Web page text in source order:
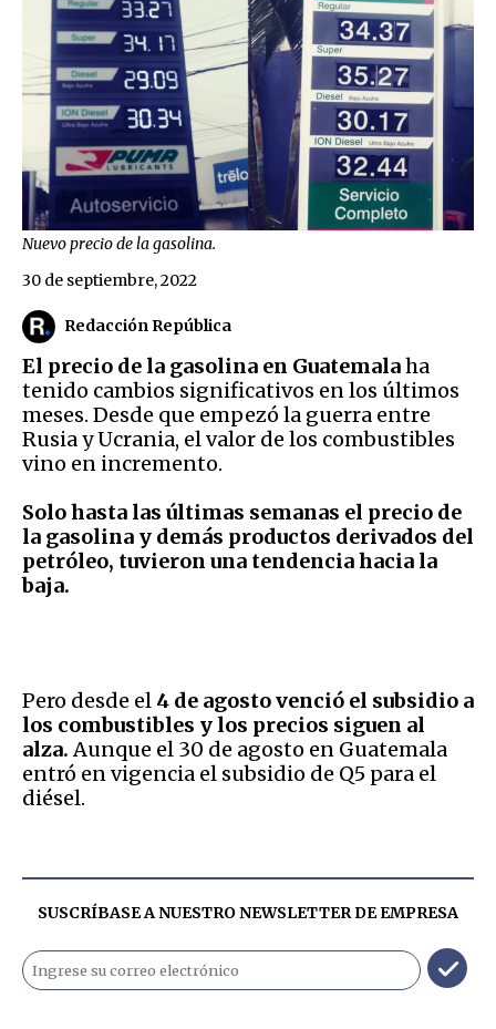
Nuevo precio de la gasolina.
Redacción República
30 de septiembre, 2022
El precio de la gasolina en Guatemalaha
tenido cambios significativos en los últimos
meses. Desde que empezó la guerra entre
Rusia y Ucrania, el valor de los combustibles
vino en incremento.
Solo hasta las últimas semanas el precio de
la gasolina y demás productos derivados del
petróleo, tuvieron una tendencia hacia la
baja.
Pero desde el 4 de agosto venció el subsidio a
los combustibles y los precios siguen al
alza.Aunque el 30 de agosto en Guatemala
entró en vigencia el subsidio de Q5 para el
diésel.
SUSCRÍBASE A NUESTRO NEWSLETTER DEEMPRESA